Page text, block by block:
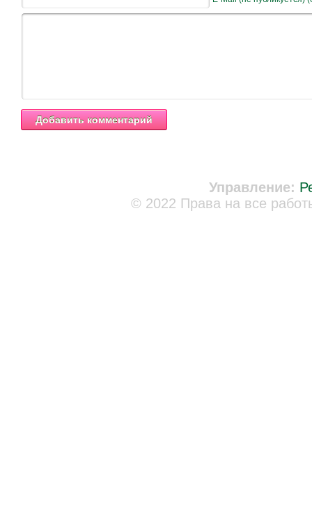
Управление:
© 2022 Права на все